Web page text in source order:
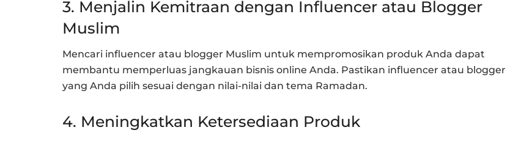
3. Menjalin Kemitraan dengan Influencer atau Blogger
Muslim
Mencari influencer atau blogger Muslim untuk mempromosikan produk Anda dapat
membantu memperluas jangkauan bisnis online Anda. Pastikan influencer atau blogger
yang Anda pilih sesuai dengan nilai-nilai dan tema Ramadan.
4. Meningkatkan Ketersediaan Produk